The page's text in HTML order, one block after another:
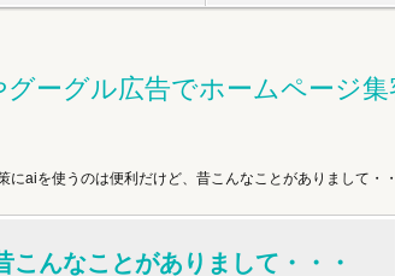
ーグル広告でホームページ
にaiを使うのは便利だけど、昔こんなことがありまして・
んなことがありまして・・・